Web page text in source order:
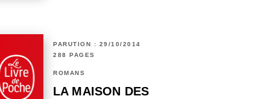
PARUTION : 29/10/2014
288 PAGES
ROMANS
LA MAISON DES